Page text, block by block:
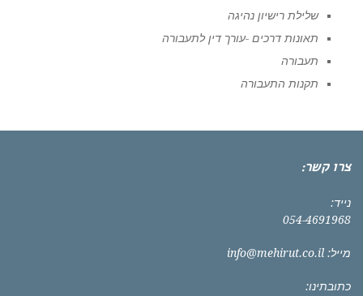
שלילת רישיון נהיגה
תאונות דרכים -עורך דין לתעבורה
תעבורה
תקנות התעבורה
צרו קשר:
נייד:
054-4691968
מייל: info@mehirut.co.il
כתובתינו: